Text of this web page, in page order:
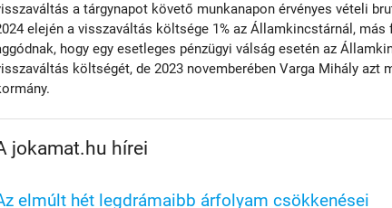
a tárgynapot követő munkanapon érvényes vételi
elején a visszaváltás költsége 1% az Államkincstárnál,
hogy egy esetleges pénzügyi válság esetén az
költségét, de 2023 novemberében Varga Mihály azt
jokamat.hu hírei
elmúlt hét legdrámaibb árfolyam csökkenései